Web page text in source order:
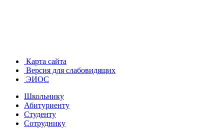
Карта сайта
Версия для слабовидящих
ЭИОС
Школьнику
Абитуриенту
Студенту
Сотруднику